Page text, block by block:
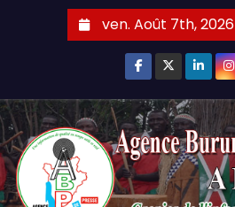
ven. Août 7th, 2026